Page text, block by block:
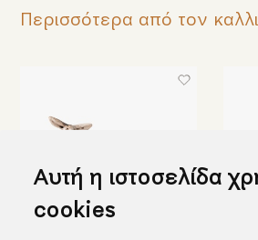
Αυτή η ιστοσελίδα
cookies
Περισσότερα από τον